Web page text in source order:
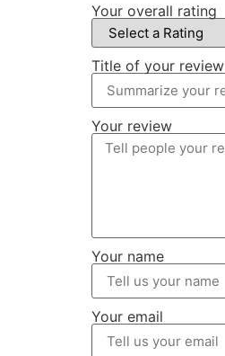
Your overall rating
Title of your review
Your review
Your name
Your email